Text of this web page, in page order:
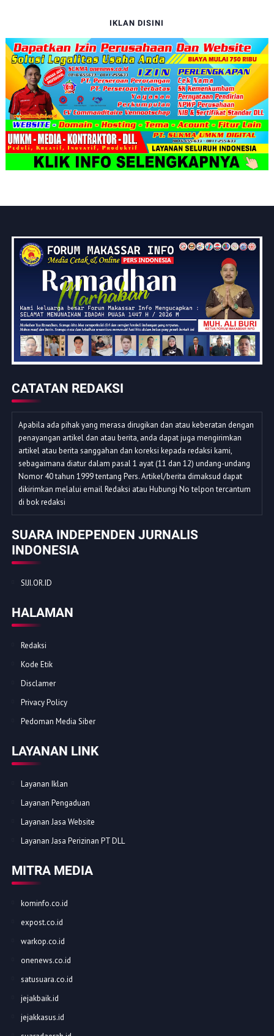
IKLAN DISINI
CATATAN REDAKSI
Apabila ada pihak yang merasa dirugikan dan atau keberatan dengan
penayangan artikel dan atau berita, anda dapat juga mengirimkan
artikel atau berita sanggahan dan koreksi kepada redaksi kami,
sebagaimana diatur dalam pasal 1 ayat (11 dan 12) undang-undang
Nomor 40 tahun 1999 tentang Pers. Artikel/berita dimaksud dapat
dikirimkan melalui email Redaksi atau Hubungi No telpon tercantum
di bok redaksi
SUARA INDEPENDEN JURNALIS
INDONESIA
SIJI.OR.ID
HALAMAN
Redaksi
Kode Etik
Disclamer
Privacy Policy
Pedoman Media Siber
LAYANAN LINK
Layanan Iklan
Layanan Pengaduan
Layanan Jasa Website
Layanan Jasa Perizinan PT DLL
MITRA MEDIA
kominfo.co.id
expost.co.id
warkop.co.id
onenews.co.id
satusuara.co.id
jejakbaik.id
jejakkasus.id